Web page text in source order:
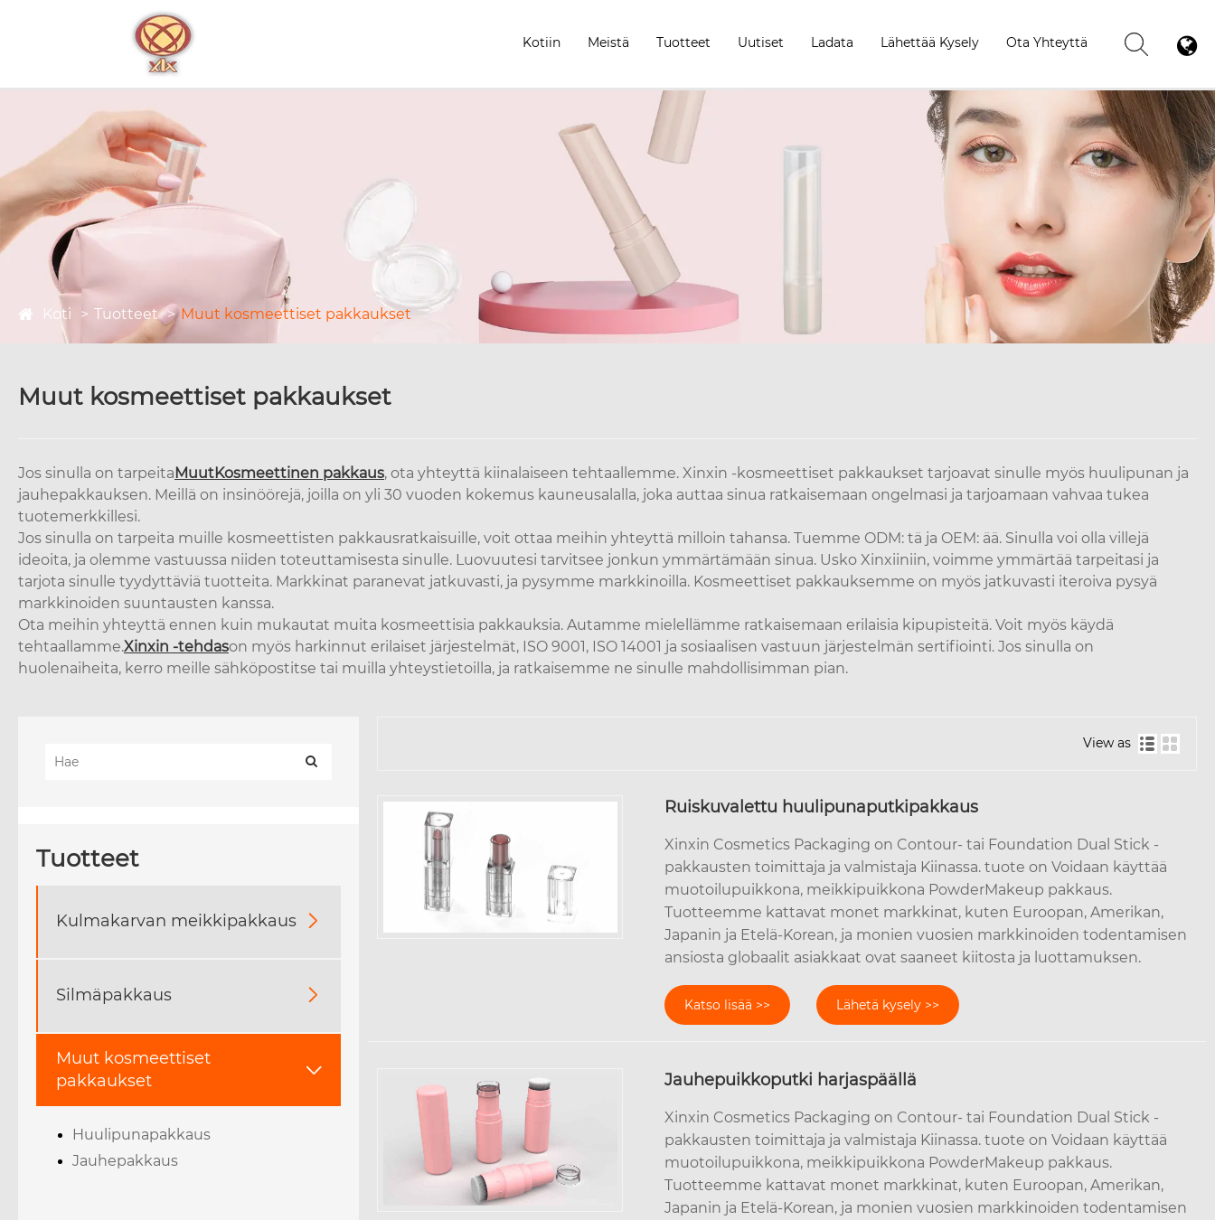
Kotiin Meistä Tuotteet Uutiset Ladata Lähettää Kysely Ota Yhteyttä
Koti Tuotteet Muut kosmeettiset pakkaukset
Muut kosmeettiset pakkaukset
Jos sinulla on tarpeita MuutKosmeettinen pakkaus, ota yhteyttä kiinalaiseen tehtaallemme. Xinxin -kosmeettiset pakkaukset tarjoavat sinulle myös huulipunan ja
jauhepakkauksen. Meillä on insinöörejä, joilla on yli 30 vuoden kokemus kauneusalalla, joka auttaa sinua ratkaisemaan ongelmasi ja tarjoamaan vahvaa tukea
tuotemerkkillesi.
Jos sinulla on tarpeita muille kosmeettisten pakkausratkaisuille, voit ottaa meihin yhteyttä milloin tahansa. Tuemme ODM: tä ja OEM: ää. Sinulla voi olla villejä
ideoita, ja olemme vastuussa niiden toteuttamisesta sinulle. Luovuutesi tarvitsee jonkun ymmärtämään sinua. Usko Xinxiiniin, voimme ymmärtää tarpeitasi ja
tarjota sinulle tyydyttäviä tuotteita. Markkinat paranevat jatkuvasti, ja pysymme markkinoilla. Kosmeettiset pakkauksemme on myös jatkuvasti iteroiva pysyä
markkinoiden suuntausten kanssa.
Ota meihin yhteyttä ennen kuin mukautat muita kosmeettisia pakkauksia. Autamme mielellämme ratkaisemaan erilaisia ​​kipupisteitä. Voit myös käydä
tehtaallamme.Xinxin -tehdason myös harkinnut erilaiset järjestelmät, ISO 9001, ISO 14001 ja sosiaalisen vastuun järjestelmän sertifiointi. Jos sinulla on
huolenaiheita, kerro meille sähköpostitse tai muilla yhteystietoilla, ja ratkaisemme ne sinulle mahdollisimman pian.
Tuotteet
Kulmakarvan meikkipakkaus 
Silmäpakkaus 
Muut kosmeettiset
pakkaukset

Huulipunapakkaus
Jauhepakkaus
View as
Ruiskuvalettu huulipunaputkipakkaus
Xinxin Cosmetics Packaging on Contour- tai Foundation Dual Stick -
pakkausten toimittaja ja valmistaja Kiinassa. tuote on Voidaan käyttää
muotoilupuikkona, meikkipuikkona PowderMakeup pakkaus.
Tuotteemme kattavat monet markkinat, kuten Euroopan, Amerikan,
Japanin ja Etelä-Korean, ja monien vuosien markkinoiden todentamisen
ansiosta globaalit asiakkaat ovat saaneet kiitosta ja luottamuksen.
Katso lisää >> Lähetä kysely >>
Jauhepuikkoputki harjaspäällä
Xinxin Cosmetics Packaging on Contour- tai Foundation Dual Stick -
pakkausten toimittaja ja valmistaja Kiinassa. tuote on Voidaan käyttää
muotoilupuikkona, meikkipuikkona PowderMakeup pakkaus.
Tuotteemme kattavat monet markkinat, kuten Euroopan, Amerikan,
Japanin ja Etelä-Korean, ja monien vuosien markkinoiden todentamisen